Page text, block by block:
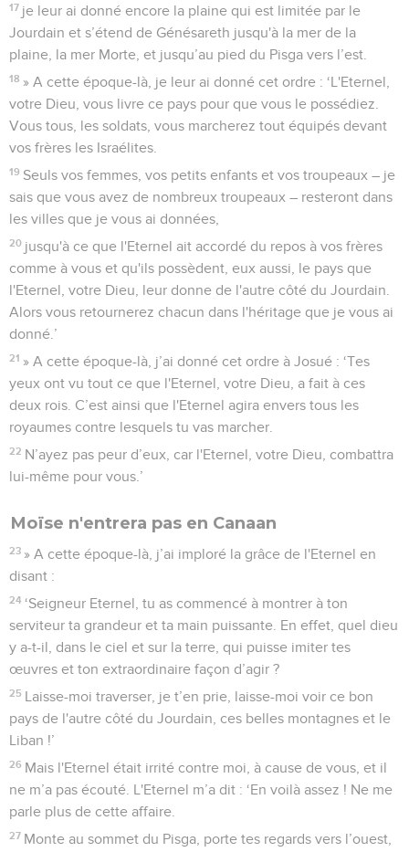
17 je leur ai donné encore la plaine qui est limitée par le
Jourdain et s’étend de Génésareth jusqu'à la mer de la
plaine, la mer Morte, et jusqu’au pied du Pisga vers l’est.
18 » A cette époque-là, je leur ai donné cet ordre : ‘L'Eternel,
votre Dieu, vous livre ce pays pour que vous le possédiez.
Vous tous, les soldats, vous marcherez tout équipés devant
vos frères les Israélites.
19 Seuls vos femmes, vos petits enfants et vos troupeaux – je
sais que vous avez de nombreux troupeaux – resteront dans
les villes que je vous ai données,
20 jusqu'à ce que l'Eternel ait accordé du repos à vos frères
comme à vous et qu'ils possèdent, eux aussi, le pays que
l'Eternel, votre Dieu, leur donne de l'autre côté du Jourdain.
Alors vous retournerez chacun dans l'héritage que je vous ai
donné.’
21 » A cette époque-là, j’ai donné cet ordre à Josué : ‘Tes
yeux ont vu tout ce que l'Eternel, votre Dieu, a fait à ces
deux rois. C’est ainsi que l'Eternel agira envers tous les
royaumes contre lesquels tu vas marcher.
22 N’ayez pas peur d’eux, car l'Eternel, votre Dieu, combattra
lui-même pour vous.’
Moïse n'entrera pas en Canaan
23 » A cette époque-là, j’ai imploré la grâce de l'Eternel en
disant :
24 ‘Seigneur Eternel, tu as commencé à montrer à ton
serviteur ta grandeur et ta main puissante. En effet, quel dieu
y a-t-il, dans le ciel et sur la terre, qui puisse imiter tes
œuvres et ton extraordinaire façon d’agir ?
25 Laisse-moi traverser, je t’en prie, laisse-moi voir ce bon
pays de l'autre côté du Jourdain, ces belles montagnes et le
Liban !’
26 Mais l'Eternel était irrité contre moi, à cause de vous, et il
ne m’a pas écouté. L'Eternel m’a dit : ‘En voilà assez ! Ne me
parle plus de cette affaire.
27 Monte au sommet du Pisga, porte tes regards vers l’ouest,